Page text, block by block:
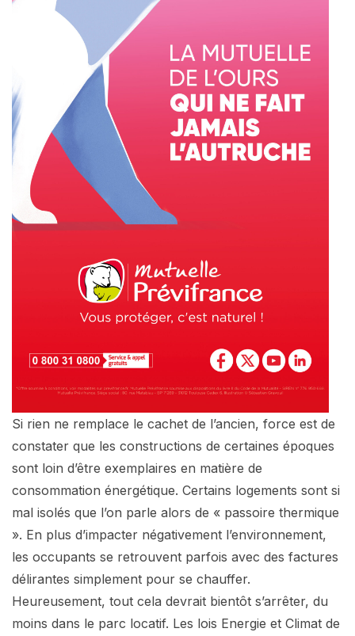
Si rien ne remplace le cachet de l’ancien, force est de
constater que les constructions de certaines époques
sont loin d’être exemplaires en matière de
consommation énergétique. Certains logements sont si
mal isolés que l’on parle alors de « passoire thermique
». En plus d’impacter négativement l’environnement,
les occupants se retrouvent parfois avec des factures
délirantes simplement pour se chauffer.
Heureusement, tout cela devrait bientôt s’arrêter, du
moins dans le parc locatif. Les lois Energie et Climat de